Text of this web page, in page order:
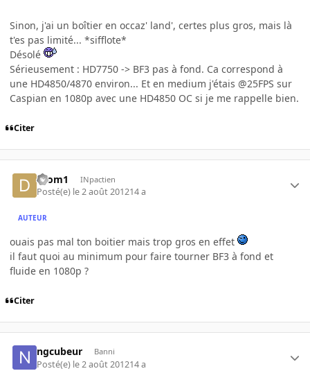
Sinon, j'ai un boîtier en occaz' land', certes plus gros, mais là
t'es pas limité... *sifflote*
Désolé
Sérieusement : HD7750 -> BF3 pas à fond. Ca correspond à
une HD4850/4870 environ... Et en medium j'étais @25FPS sur
Caspian en 1080p avec une HD4850 OC si je me rappelle bien.
Citer
drom1 INpactien
Posté(e) le 2 août 201214 a
AUTEUR
ouais pas mal ton boitier mais trop gros en effet
il faut quoi au minimum pour faire tourner BF3 à fond et
fluide en 1080p ?
Citer
ngcubeur Banni
Posté(e) le 2 août 201214 a